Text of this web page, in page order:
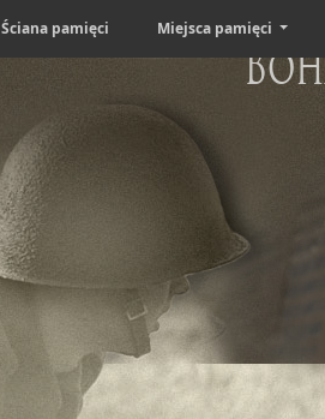
Ściana pamięci Miejsca pamięci